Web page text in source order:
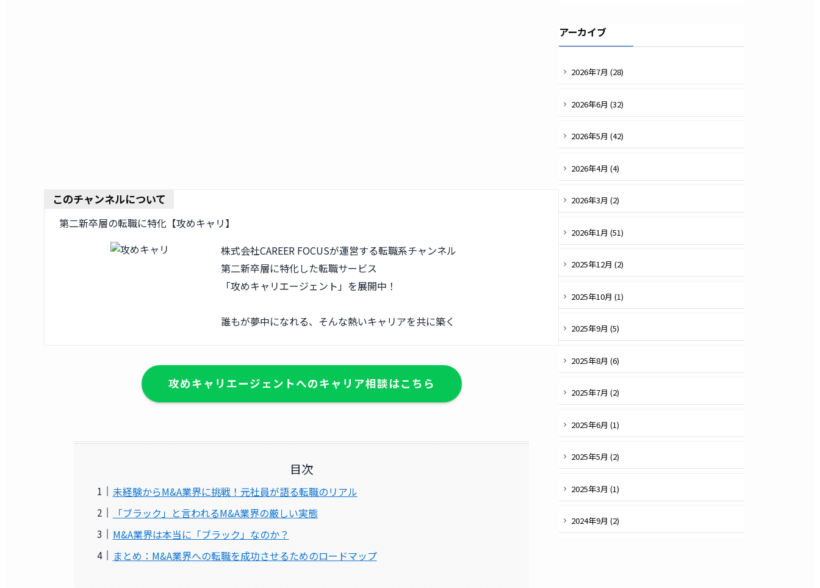
このチャンネルについて
第二新卒層の転職に特化【攻めキャリ】
株式会社CAREER FOCUSが運営する転職系チャンネル
第二新卒層に特化した転職サービス
「攻めキャリエージェント」を展開中！
誰もが夢中になれる、そんな熱いキャリアを共に築く
攻めキャリエージェントへのキャリア相談はこちら
目次
未経験からM&A業界に挑戦！元社員が語る転職のリアル
「ブラック」と言われるM&A業界の厳しい実態
M&A業界は本当に「ブラック」なのか？
まとめ：M&A業界への転職を成功させるためのロードマップ
アーカイブ
2026年7月 (28)
2026年6月 (32)
2026年5月 (42)
2026年4月 (4)
2026年3月 (2)
2026年1月 (51)
2025年12月 (2)
2025年10月 (1)
2025年9月 (5)
2025年8月 (6)
2025年7月 (2)
2025年6月 (1)
2025年5月 (2)
2025年3月 (1)
2024年9月 (2)